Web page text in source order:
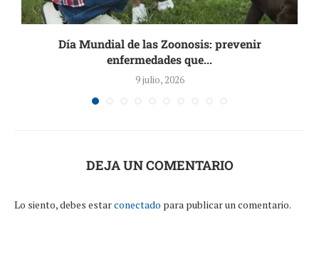
Día Mundial de las Zoonosis: prevenir
enfermedades que...
9 julio, 2026
DEJA UN COMENTARIO
Lo siento, debes estarconectado para publicar un comentario.